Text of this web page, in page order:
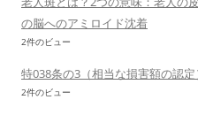
の脳へのアミロイド沈着
2件のビュー
特038条の3（相当な損害額の認定
2件のビュー